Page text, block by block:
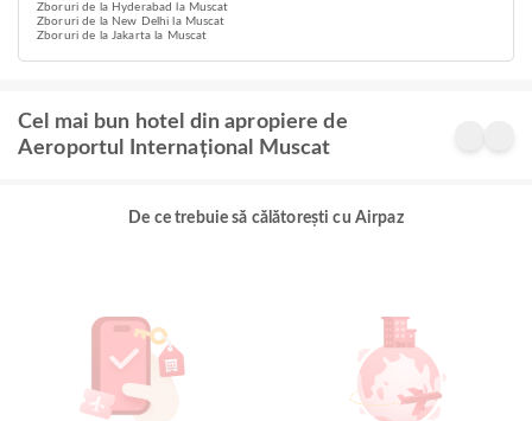
Zboruri de la Hyderabad la Muscat
Zboruri de la New Delhi la Muscat
Zboruri de la Jakarta la Muscat
Cel mai bun hotel din apropiere de
Aeroportul Internațional Muscat
De ce trebuie să călătorești cu Airpaz